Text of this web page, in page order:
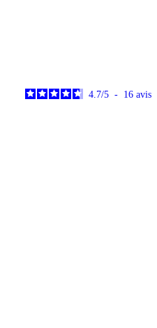
4.7/5 - 16 avis